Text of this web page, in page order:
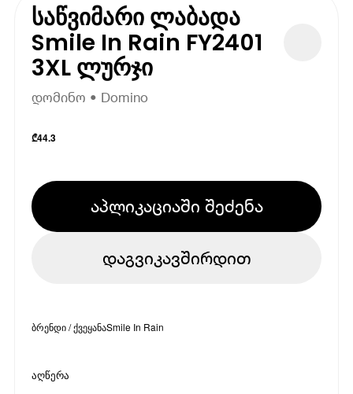
საწვიმარი ლაბადა
Smile In Rain FY2401
3XL ლურჯი
დომინო • Domino
₾44.3
აპლიკაციაში შეძენა
დაგვიკავშირდით
ბრენდი / ქვეყანაSmile In Rain
აღწერა